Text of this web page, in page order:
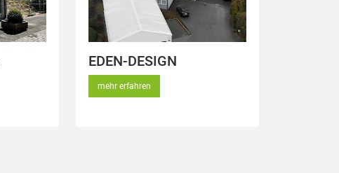
EDEN-DESIGN
mehr erfahren